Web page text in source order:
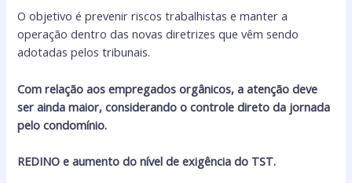
O objetivo é prevenir riscos trabalhistas e manter a
operação dentro das novas diretrizes que vêm sendo
adotadas pelos tribunais.
Com relação aos empregados orgânicos, a atenção deve
ser ainda maior, considerando o controle direto da jornada
pelo condomínio.
REDINO e aumento do nível de exigência do TST.